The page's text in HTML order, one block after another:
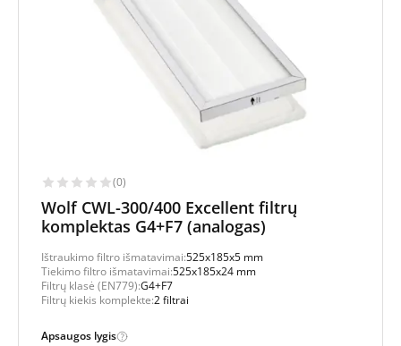
(0)
Wolf CWL-300/400 Excellent filtrų
komplektas G4+F7 (analogas)
Ištraukimo filtro išmatavimai:525x185x5 mm
Tiekimo filtro išmatavimai:525x185x24 mm
Filtrų klasė (EN779):G4+F7
Filtrų kiekis komplekte:2 filtrai
Apsaugos lygis